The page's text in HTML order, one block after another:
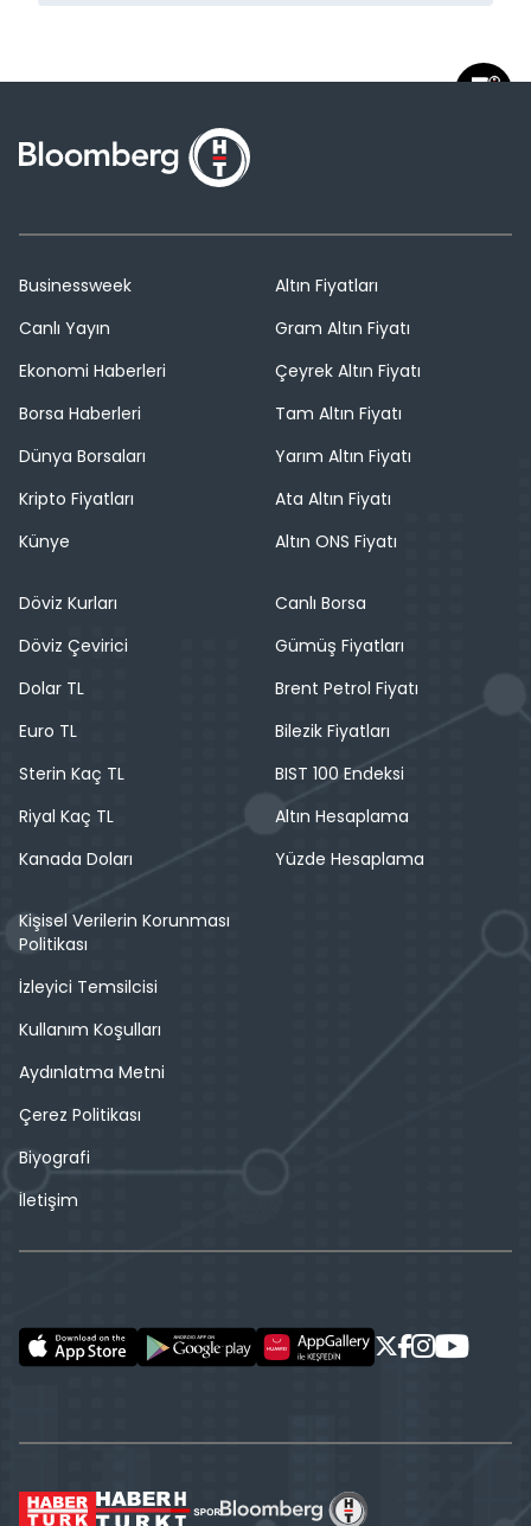
Businessweek
Canlı Yayın
Ekonomi Haberleri
Borsa Haberleri
Dünya Borsaları
Kripto Fiyatları
Künye
Altın Fiyatları
Gram Altın Fiyatı
Çeyrek Altın Fiyatı
Tam Altın Fiyatı
Yarım Altın Fiyatı
Ata Altın Fiyatı
Altın ONS Fiyatı
Döviz Kurları
Döviz Çevirici
Dolar TL
Euro TL
Sterin Kaç TL
Riyal Kaç TL
Kanada Doları
Canlı Borsa
Gümüş Fiyatları
Brent Petrol Fiyatı
Bilezik Fiyatları
BIST 100 Endeksi
Altın Hesaplama
Yüzde Hesaplama
Kişisel Verilerin Korunması
Politikası
İzleyici Temsilcisi
Kullanım Koşulları
Aydınlatma Metni
Çerez Politikası
Biyografi
İletişim